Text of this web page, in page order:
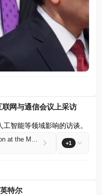
网与通信会议上采访
智能等领域影响的访谈。
An Interview with Ben Thompson at the MoffettNathanson Media, Internet & Communications Conference +1
特尔